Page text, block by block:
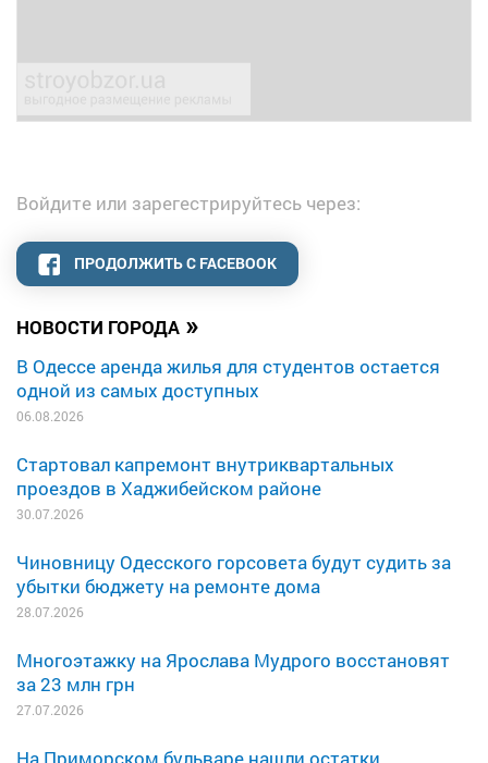
НОВОСТИ ГОРОДА »
В Одессе аренда жилья для студентов остается
одной из самых доступных
06.08.2026
Стартовал капремонт внутриквартальных
проездов в Хаджибейском районе
30.07.2026
Чиновницу Одесского горсовета будут судить за
убытки бюджету на ремонте дома
28.07.2026
Многоэтажку на Ярослава Мудрого восстановят
за 23 млн грн
27.07.2026
На Приморском бульваре нашли остатки
Войдите или зарегестрируйтесь через:
ПРОДОЛЖИТЬ С FACEBOOK